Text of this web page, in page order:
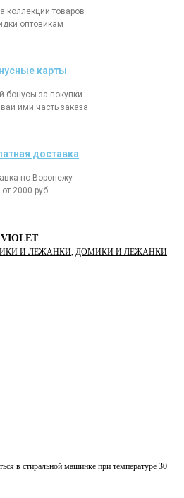
коллекции товаров
оптовикам
карты
бонусы за покупки
ими часть заказа
доставка
по Воронежу
от 2000 руб.
И ЛЕЖАНКИ, ДОМИКИ И ЛЕЖАНКИ
в стиральной машинке при температуре 30